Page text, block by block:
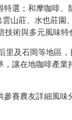
選；和摩咖啡
山莊、水也莊園
術與多元風味特
里及石岡等地區
讓在地咖啡產業
賽農友詳細風